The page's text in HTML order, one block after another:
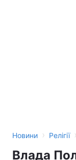
Новини › Релігії ›
Влада